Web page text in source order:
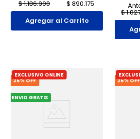
$1.186.900 $ 890.175
Agregar al Carrito
$1.
25% OFF
ENVIO GRATIS
EXCLUSIVO ONLINE
25% OFF